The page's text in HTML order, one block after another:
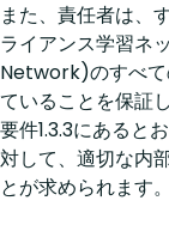
また、責任者は、
ライアンス学習
Network)のすべて
ていることを保証
要件1.3.3にあると
対して、適切な内
とが求められます。